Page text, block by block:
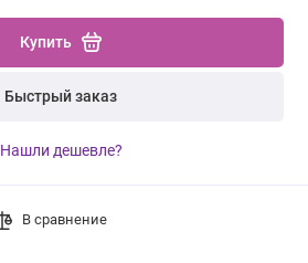
Купить
Быстрый заказ
Нашли дешевле?
В сравнение